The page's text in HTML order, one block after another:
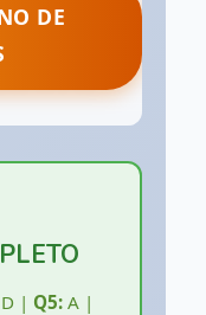
DE
fora da
D | Q5: A |